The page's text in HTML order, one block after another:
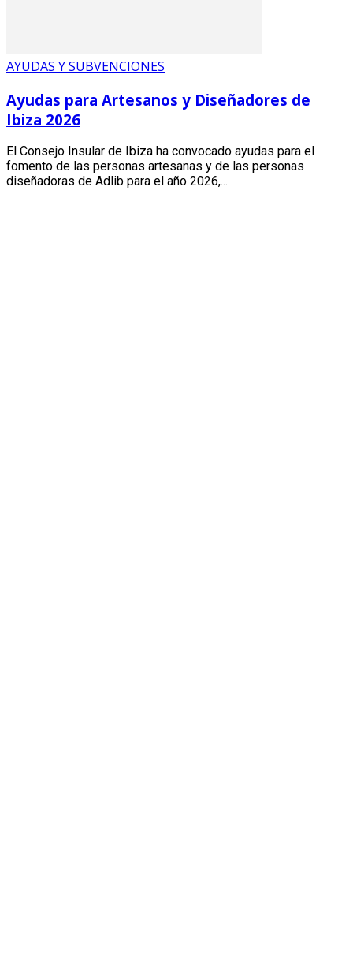
AYUDAS Y SUBVENCIONES
Ayudas para Artesanos y Diseñadores de
Ibiza 2026
El Consejo Insular de Ibiza ha convocado ayudas para el
fomento de las personas artesanas y de las personas
diseñadoras de Adlib para el año 2026,...